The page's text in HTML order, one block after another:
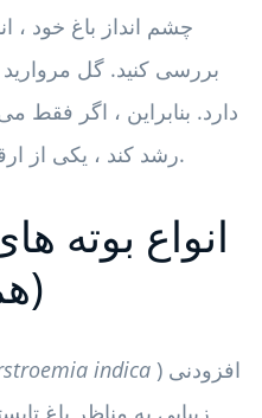
چشم انداز باغ خود ،
بررسی کنید. گل مروارید
دارد. بنابراین ، اگر فقط
رشد کند ، یکی از ارقام نیمه کوتوله را انتخاب کنید.
انواع بوته
indica ) افزودنی
زیبایی به مناظر باغ